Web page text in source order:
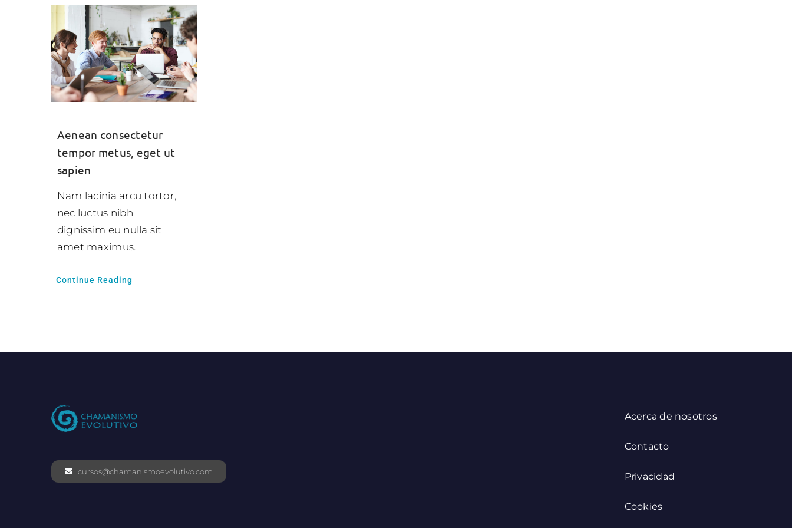
Aenean consectetur
tempor metus, eget ut
sapien
Nam lacinia arcu tortor,
nec luctus nibh
dignissim eu nulla sit
amet maximus.
Continue Reading
cursos@chamanismoevolutivo.com
Acerca de nosotros
Contacto
Privacidad
Cookies